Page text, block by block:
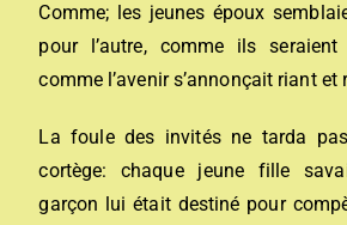
Comme; les jeunes époux
pour l’autre, comme ils
comme l’avenir s’annonçait riant et
La foule des invités ne tarda
cortège: chaque jeune fille
garçon lui était destiné pour